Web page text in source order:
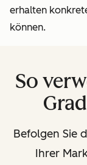
erhalten
können.
So
Befolgen Sie
Ihrer